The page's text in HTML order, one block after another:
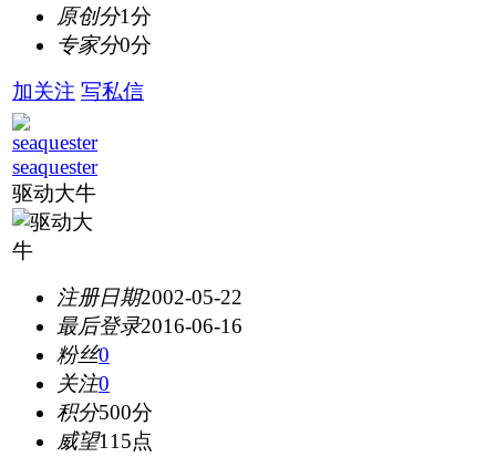
原创分1分
专家分0分
加关注 写私信
seaquester
驱动大牛
注册日期2002-05-22
最后登录2016-06-16
粉丝0
关注0
积分500分
威望115点